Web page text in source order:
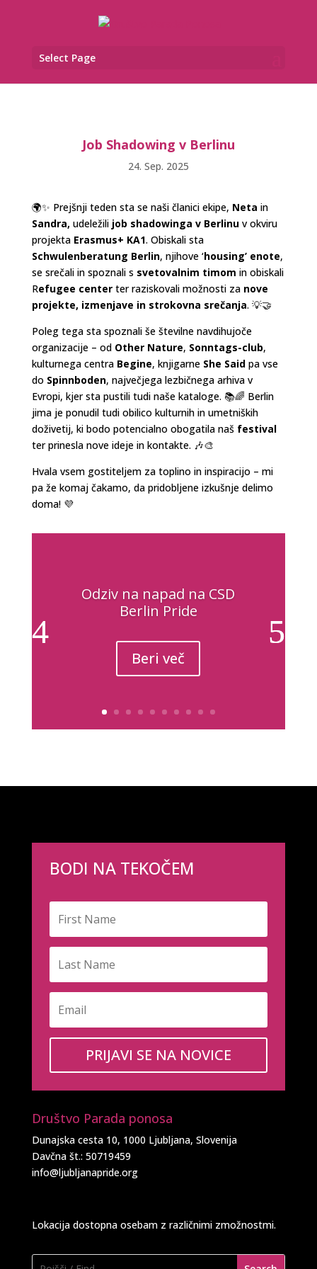
Select Page
Job Shadowing v Berlinu
24. Sep. 2025
🌍✨ Prejšnji teden sta se naši članici ekipe, Neta in
Sandra, udeležili job shadowinga v Berlinuv okviru
projekta Erasmus+ KA1. Obiskali sta
Schwulenberatung Berlin, njihove ‘housing’ enote,
se srečali in spoznali s svetovalnim timom in obiskali
Refugee centerter raziskovali možnosti za nove
projekte, izmenjave in strokovna srečanja. 💡🤝
Poleg tega sta spoznali še številne navdihujoče
organizacije – od Other Nature, Sonntags-club,
kulturnega centra Begine, knjigarne She Saidpa vse
do Spinnboden, največjega lezbičnega arhiva v
Evropi, kjer sta pustili tudi naše kataloge. 📚🌈 Berlin
jima je ponudil tudi obilico kulturnih in umetniških
doživetij, ki bodo potencialno obogatila naš festival
ter prinesla nove ideje in kontakte. 🎶🎨
Hvala vsem gostiteljem za toplino in inspiracijo – mi
pa že komaj čakamo, da pridobljene izkušnje delimo
doma! 💜
Odziv na napad na CSD
Berlin Pride
Beri več
BODI NA TEKOČEM
PRIJAVI SE NA NOVICE
Društvo Parada ponosa
Dunajska cesta 10, 1000 Ljubljana, Slovenija
Davčna št.: 50719459
info@ljubljanapride.org
Lokacija dostopna osebam z različnimi zmožnostmi.